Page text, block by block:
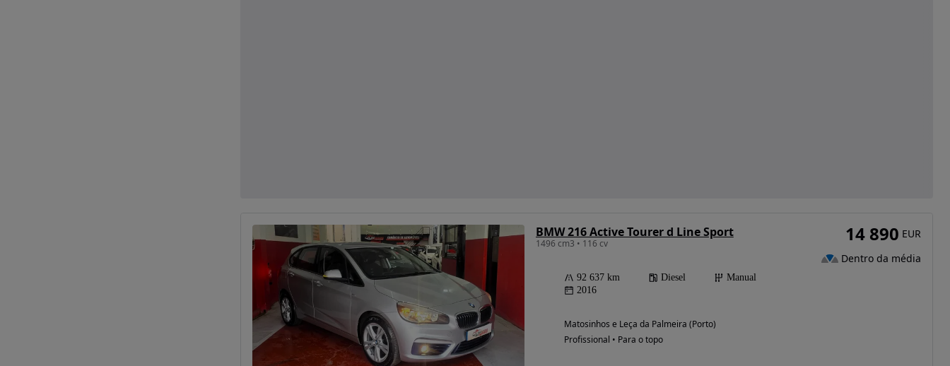
BMW 216 Active Tourer d Line Sport
1496 cm3 • 116 cv
92 637 km Diesel
Manual
2016
Matosinhos e Leça da Palmeira (Porto)
Profissional • Para o topo
14 890 EUR
Dentro da média